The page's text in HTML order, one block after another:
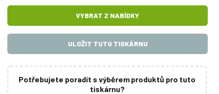
VYBRAT Z NABÍDKY
ULOŽIT TUTO TISKÁRNU
Potřebujete poradit s výběrem produktů pro tuto
tiskárnu?